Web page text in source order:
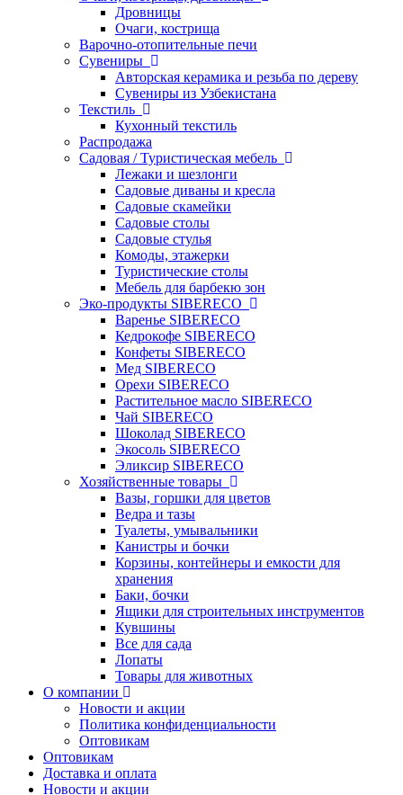
Дровницы
Очаги, кострища
Варочно-отопительные печи
Сувениры
Авторская керамика и резьба по дереву
Сувениры из Узбекистана
Текстиль
Кухонный текстиль
Распродажа
Садовая / Туристическая мебель
Лежаки и шезлонги
Садовые диваны и кресла
Садовые скамейки
Садовые столы
Садовые стулья
Комоды, этажерки
Туристические столы
Мебель для барбекю зон
Эко-продукты SIBERECO
Варенье SIBERECO
Кедрокофе SIBERECO
Конфеты SIBERECO
Мед SIBERECO
Орехи SIBERECO
Растительное масло SIBERECO
Чай SIBERECO
Шоколад SIBERECO
Экосоль SIBERECO
Эликсир SIBERECO
Хозяйственные товары
Вазы, горшки для цветов
Ведра и тазы
Туалеты, умывальники
Канистры и бочки
Корзины, контейнеры и емкости для
хранения
Баки, бочки
Ящики для строительных инструментов
Кувшины
Все для сада
Лопаты
Товары для животных
О компании
Новости и акции
Политика конфиденциальности
Оптовикам
Оптовикам
Доставка и оплата
Новости и акции